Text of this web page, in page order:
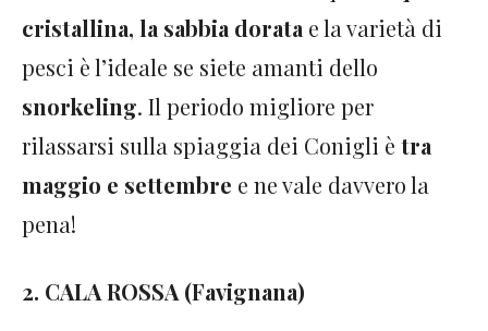
cristallina, la sabbia doratae la varietà di
pesci è l’ideale se siete amanti dello
snorkeling. Il periodo migliore per
rilassarsi sulla spiaggia dei Conigli è tra
maggio e settembre e ne vale davvero la
pena!
2. CALA ROSSA (Favignana)